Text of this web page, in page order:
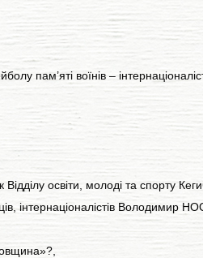
пам’яті воїнів –
Відділу освіти, молоді та спорту
інтернаціоналістів Володимир